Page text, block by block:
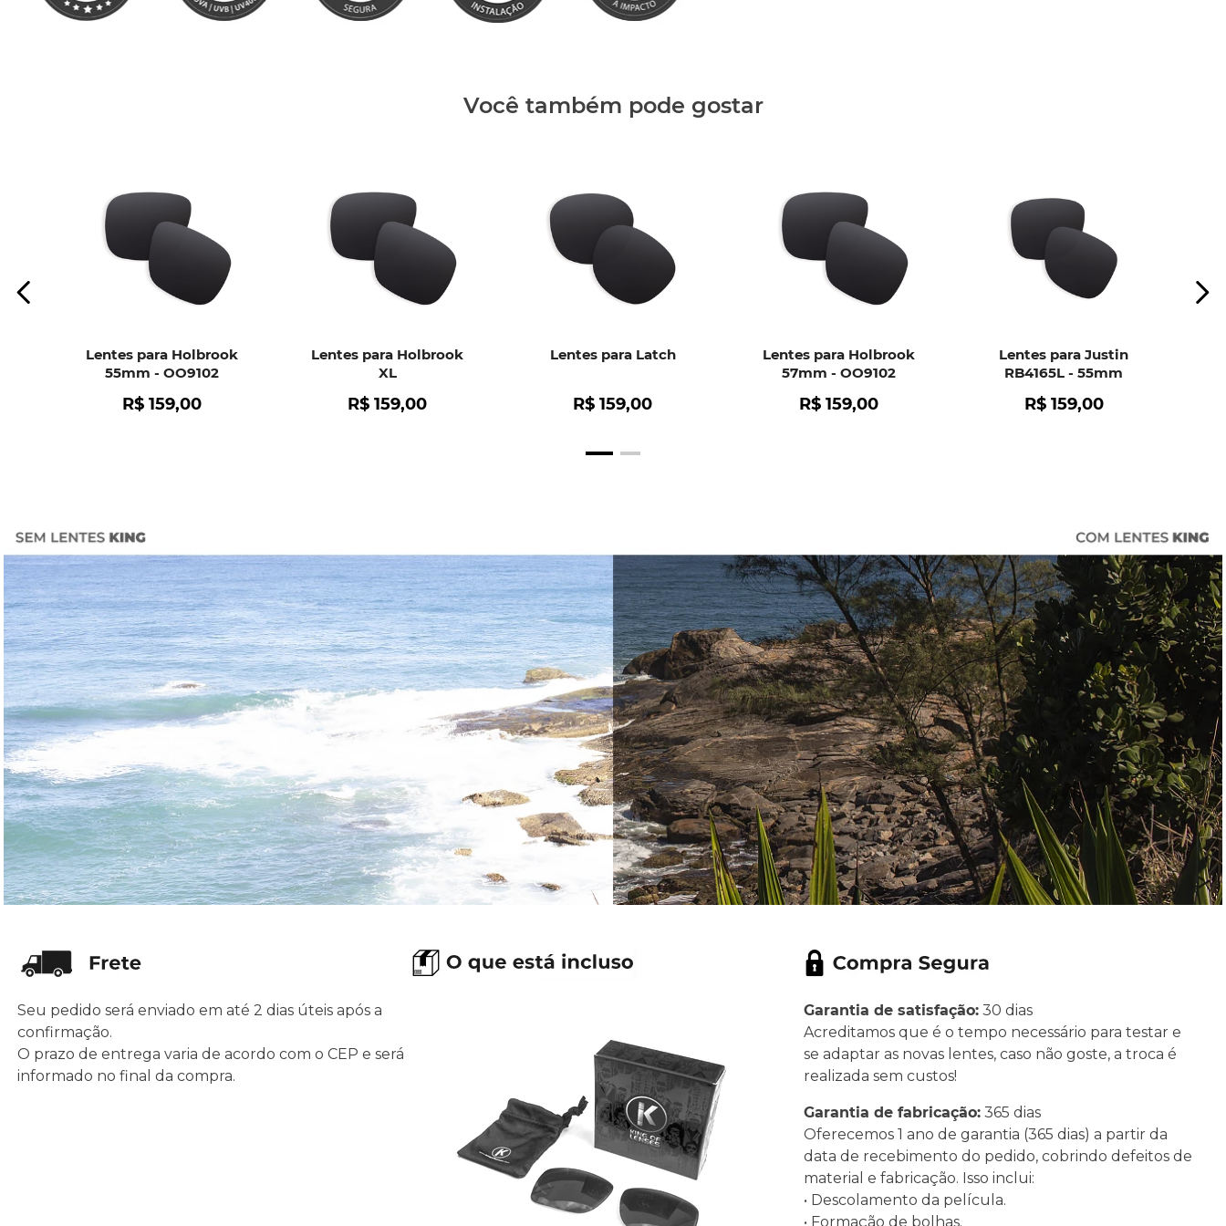
Você também pode gostar
Lentes para Holbrook
55mm - OO9102
R$ 159,00
Lentes para Holbrook
XL
R$ 159,00
Lentes para Latch
R$ 159,00
Lentes para Holbrook
57mm - OO9102
R$ 159,00
Lentes para Justin
RB4165L - 55mm
R$ 159,00
Seu pedido será enviado em até 2 dias úteis após a
confirmação.
O prazo de entrega varia de acordo com o CEP e será
informado no final da compra.
Garantia de satisfação:30 dias
Acreditamos que é o tempo necessário para testar e
se adaptar as novas lentes, caso não goste, a troca é
realizada sem custos!
Garantia de fabricação:365 dias
Oferecemos 1 ano de garantia (365 dias) a partir da
data de recebimento do pedido, cobrindo defeitos de
material e fabricação. Isso inclui:
• Descolamento da película.
• Formação de bolhas.